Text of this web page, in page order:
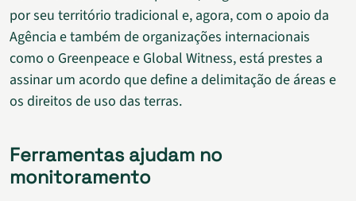
por seu território tradicional e, agora, com o apoio da
Agência e também de organizações internacionais
como o Greenpeace e Global Witness, está prestes a
assinar um acordo que define a delimitação de áreas e
os direitos de uso das terras.
Ferramentas ajudam no
monitoramento